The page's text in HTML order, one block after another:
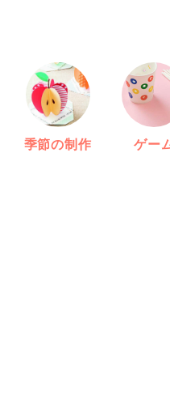
季節の制作 ゲー